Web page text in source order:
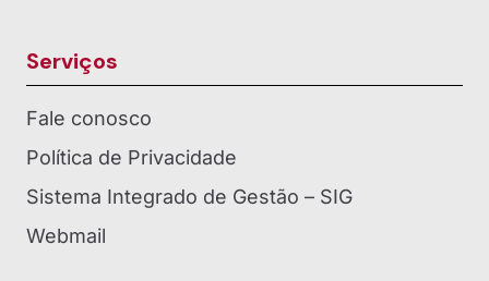
Serviços
Fale conosco
Política de Privacidade
Sistema Integrado de Gestão – SIG
Webmail